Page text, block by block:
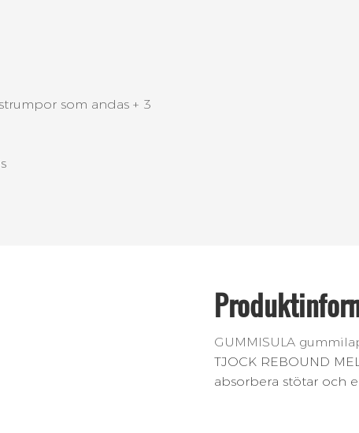
som andas + 3
is
GUMMISULA
TJOCK REBOUND
absorbera stötar och